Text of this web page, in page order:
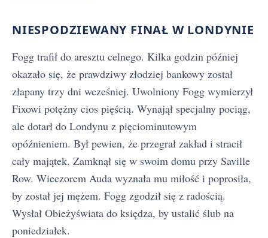
NIESPODZIEWANY FINAŁ W LONDYNIE
Fogg trafił do aresztu celnego. Kilka godzin później
okazało się, że prawdziwy złodziej bankowy został
złapany trzy dni wcześniej. Uwolniony Fogg wymierzył
Fixowi potężny cios pięścią. Wynajął specjalny pociąg,
ale dotarł do Londynu z pięciominutowym
opóźnieniem. Był pewien, że przegrał zakład i stracił
cały majątek. Zamknął się w swoim domu przy Saville
Row. Wieczorem Auda wyznała mu miłość i poprosiła,
by został jej mężem. Fogg zgodził się z radością.
Wysłał Obieżyświata do księdza, by ustalić ślub na
poniedziałek.